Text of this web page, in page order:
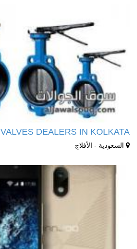
VALVES DEALERS IN KOLKATA
السعودية - الأفلاج